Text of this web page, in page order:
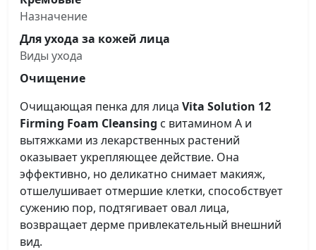
Назначение
Для ухода за кожей лица
Виды ухода
Очищение
Очищающая пенка для лица Vita Solution 12
Firming Foam Cleansing с витамином А и
вытяжками из лекарственных растений
оказывает укрепляющее действие. Она
эффективно, но деликатно снимает макияж,
отшелушивает отмершие клетки, способствует
сужению пор, подтягивает овал лица,
возвращает дерме привлекательный внешний
вид.